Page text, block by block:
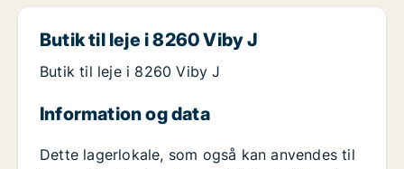
Butik til leje i 8260 Viby J
Butik til leje i 8260 Viby J
Information og data
Dette lagerlokale, som også kan anvendes til